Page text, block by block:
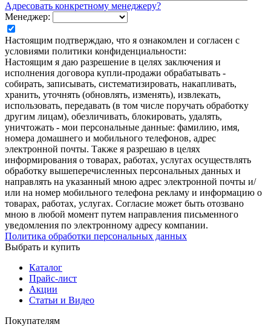
Адресовать конкретному менеджеру?
Менеджер:
Настоящим подтверждаю, что я ознакомлен и согласен с
условиями политики конфиденциальности:
Настоящим я даю разрешение в целях заключения и
исполнения договора купли-продажи обрабатывать -
собирать, записывать, систематизировать, накапливать,
хранить, уточнять (обновлять, изменять), извлекать,
использовать, передавать (в том числе поручать обработку
другим лицам), обезличивать, блокировать, удалять,
уничтожать - мои персональные данные: фамилию, имя,
номера домашнего и мобильного телефонов, адрес
электронной почты. Также я разрешаю в целях
информирования о товарах, работах, услугах осуществлять
обработку вышеперечисленных персональных данных и
направлять на указанный мною адрес электронной почты и/
или на номер мобильного телефона рекламу и информацию о
товарах, работах, услугах. Согласие может быть отозвано
мною в любой момент путем направления письменного
уведомления по электронному адресу компании.
Политика обработки персональных данных
Выбрать и купить
Каталог
Прайс-лист
Акции
Статьи и Видео
Покупателям